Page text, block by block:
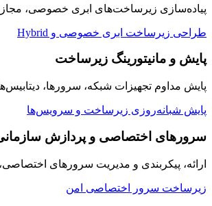
پیاده‌سازی زیرساخت‌های ابری خصوصی،
طراحی زیرساخت ابری خصوصی و Hybrid
پایش و مانیتورینگ زیرساخت
پایش مداوم تجهیزات شبکه، سرورها، دیتابیس‌ها و سرویس‌های حیاتی
پایش شبانه‌روزی زیرساخت و سرویس‌ها
سرورهای اختصاصی و پردازش
ارائه، پیکربندی و مدیریت سرورهای
زیرساخت سرور اختصاصی امن